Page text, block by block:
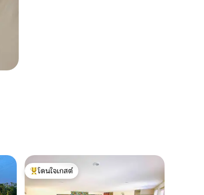
โดนใจเกสต์ที่สุด
โดนใจเกสต์